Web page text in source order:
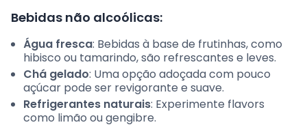
Bebidas não alcoólicas:
Água fresca: Bebidas à base de frutinhas, como
hibisco ou tamarindo, são refrescantes e leves.
Chá gelado: Uma opção adoçada com pouco
açúcar pode ser revigorante e suave.
Refrigerantes naturais: Experimente flavors
como limão ou gengibre.